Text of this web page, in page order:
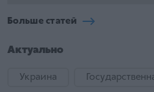
Больше статей
Актуально
Украина